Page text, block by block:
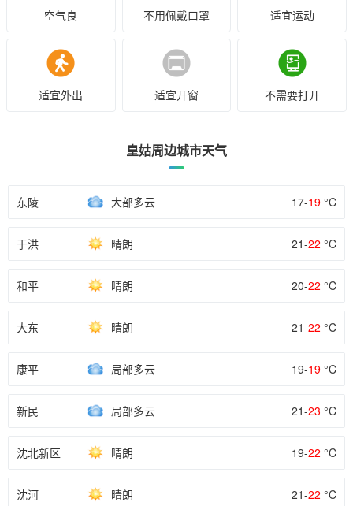
空气良 不用佩戴口罩 适宜运动
适宜外出 适宜开窗 不需要打开
皇姑周边城市天气
东陵 大部多云 17-19 °C
于洪 晴朗 21-22 °C
和平 晴朗 20-22 °C
大东 晴朗 21-22 °C
康平 局部多云 19-19 °C
新民 局部多云 21-23 °C
沈北新区 晴朗 19-22 °C
沈河 晴朗 21-22 °C